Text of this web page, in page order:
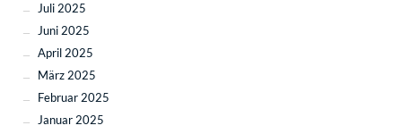
Juli 2025
Juni 2025
April 2025
März 2025
Februar 2025
Januar 2025